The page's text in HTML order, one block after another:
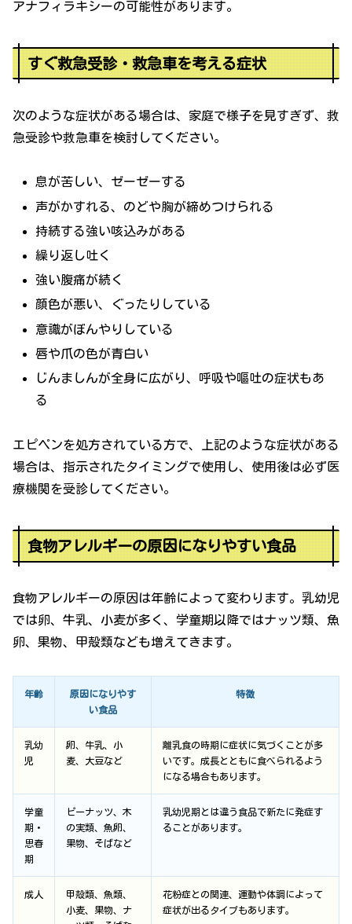
アナフィラキシーの可能性があります。
すぐ救急受診・救急車を考える症状
次のような症状がある場合は、家庭で様子を見すぎず、救
急受診や救急車を検討してください。
息が苦しい、ゼーゼーする
声がかすれる、のどや胸が締めつけられる
持続する強い咳込みがある
繰り返し吐く
強い腹痛が続く
顔色が悪い、ぐったりしている
意識がぼんやりしている
唇や爪の色が青白い
じんましんが全身に広がり、呼吸や嘔吐の症状もあ
る
エピペンを処方されている方で、上記のような症状がある
場合は、指示されたタイミングで使用し、使用後は必ず医
療機関を受診してください。
食物アレルギーの原因になりやすい食品
食物アレルギーの原因は年齢によって変わります。乳幼児
では卵、牛乳、小麦が多く、学童期以降ではナッツ類、魚
卵、果物、甲殻類なども増えてきます。
年齢
原因になりやす
い食品
特徴
乳幼
児
卵、牛乳、小
麦、大豆など
離乳食の時期に症状に気づくことが多
いです。成長とともに食べられるよう
になる場合もあります。
学童
期・
思春
期
ピーナッツ、木
の実類、魚卵、
果物、そばなど
乳幼児期とは違う食品で新たに発症す
ることがあります。
成人
甲殻類、魚類、
小麦、果物、ナ
花粉症との関連、運動や体調によって
症状が出るタイプもあります。